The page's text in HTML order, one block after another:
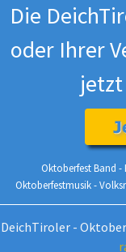
Die
oder Ihrer
Oktoberfest Band
Oktoberfestmusik -
DeichTiroler -